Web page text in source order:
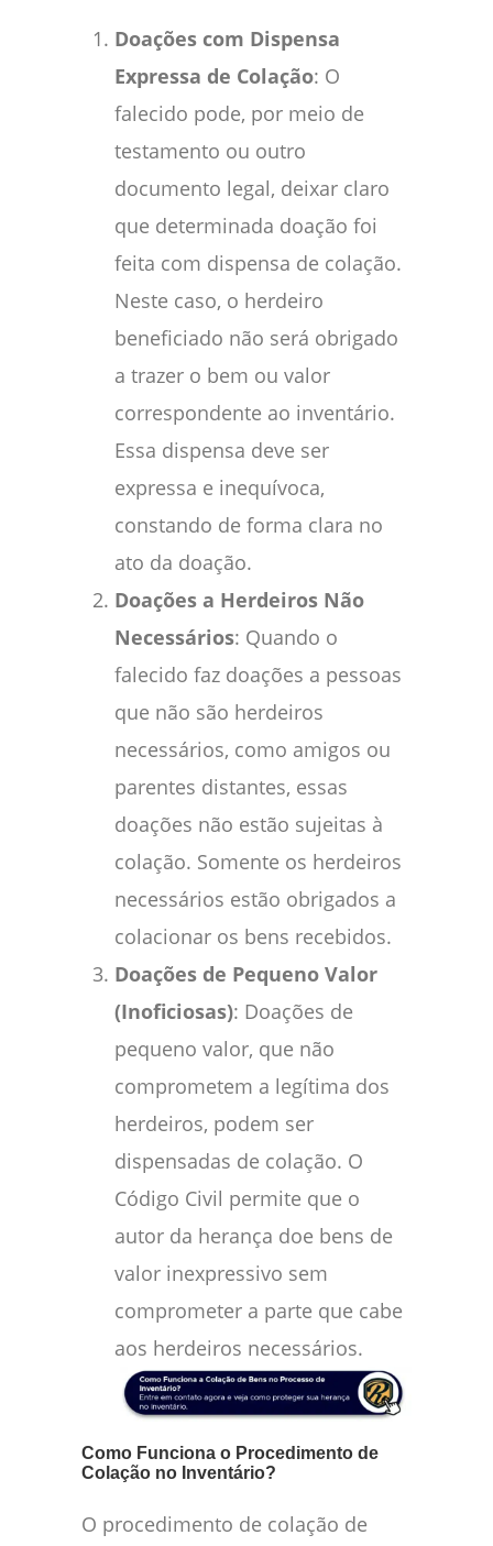
Doações com Dispensa
Expressa de Colação: O
falecido pode, por meio de
testamento ou outro
documento legal, deixar claro
que determinada doação foi
feita com dispensa de colação.
Neste caso, o herdeiro
beneficiado não será obrigado
a trazer o bem ou valor
correspondente ao inventário.
Essa dispensa deve ser
expressa e inequívoca,
constando de forma clara no
ato da doação.
Doações a Herdeiros Não
Necessários: Quando o
falecido faz doações a pessoas
que não são herdeiros
necessários, como amigos ou
parentes distantes, essas
doações não estão sujeitas à
colação. Somente os herdeiros
necessários estão obrigados a
colacionar os bens recebidos.
Doações de Pequeno Valor
(Inoficiosas): Doações de
pequeno valor, que não
comprometem a legítima dos
herdeiros, podem ser
dispensadas de colação. O
Código Civil permite que o
autor da herança doe bens de
valor inexpressivo sem
comprometer a parte que cabe
aos herdeiros necessários.
Como Funciona o Procedimento de
Colação no Inventário?
O procedimento de colação de